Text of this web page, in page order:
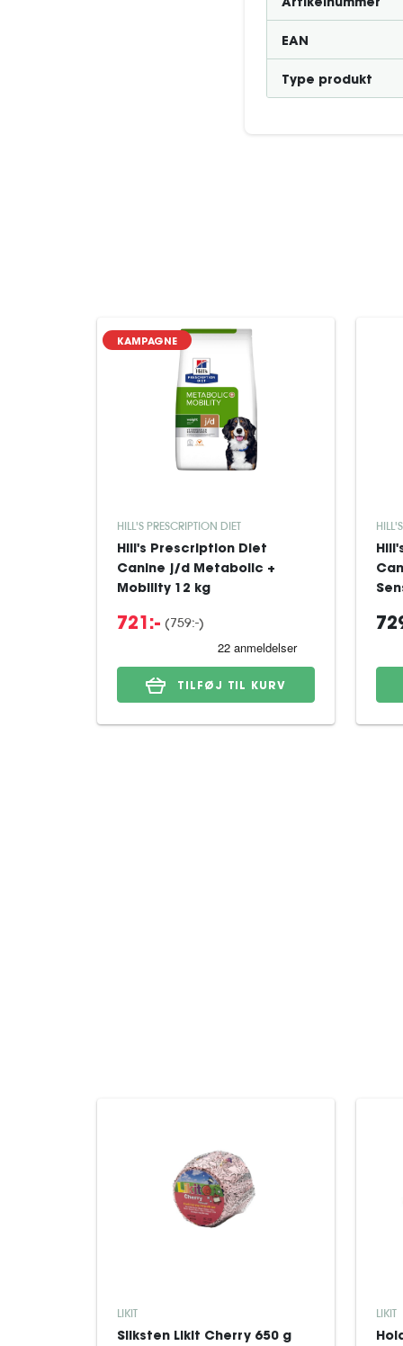
Artikelnummer
EAN
Type produkt
KAMPAGNE
HILL'S PRESCRIPTION DIET
Hill's Prescription Diet
Canine j/d Metabolic +
Mobility 12 kg
721:- (759:-)
TILFØJ TIL KURV
LIKIT
Sliksten Likit Cherry 650 g
LIKIT